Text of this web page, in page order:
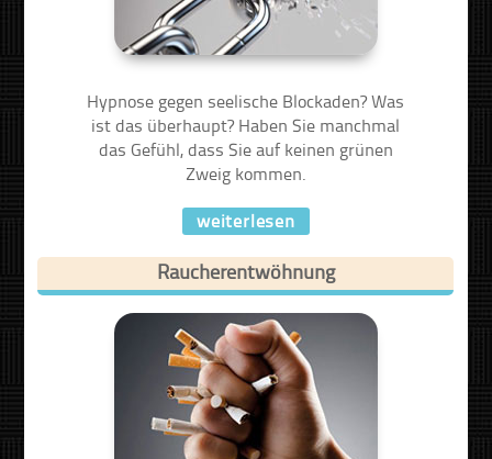
Hypnose gegen seelische Blockaden? Was
ist das überhaupt? Haben Sie manchmal
das Gefühl, dass Sie auf keinen grünen
Zweig kommen.
weiterlesen
Raucherentwöhnung